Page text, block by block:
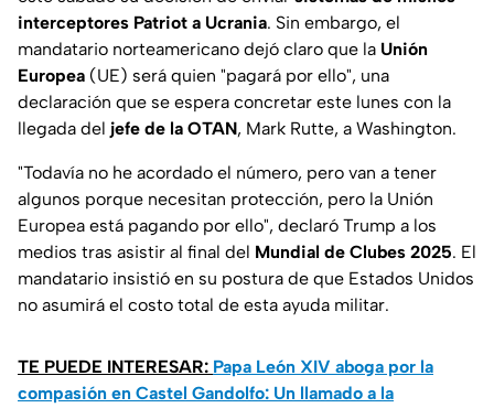
interceptores Patriot a Ucrania. Sin embargo, el
mandatario norteamericano dejó claro que la Unión
Europea (UE) será quien "pagará por ello", una
declaración que se espera concretar este lunes con la
llegada del jefe de la OTAN, Mark Rutte, a Washington.
"Todavía no he acordado el número, pero van a tener
algunos porque necesitan protección, pero la Unión
Europea está pagando por ello", declaró Trump a los
medios tras asistir al final del Mundial de Clubes 2025. El
mandatario insistió en su postura de que Estados Unidos
no asumirá el costo total de esta ayuda militar.
TE PUEDE INTERESAR: Papa León XIV aboga por la
compasión en Castel Gandolfo: Un llamado a la